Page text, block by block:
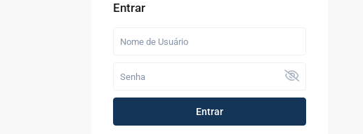
Entrar
Entrar
Fazenda com 52
Casa à Venda no